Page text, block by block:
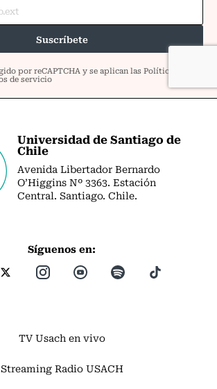
Universidad de Santiago de
Chile
Avenida Libertador Bernardo
O’Higgins Nº 3363. Estación
Central. Santiago. Chile.
Síguenos en:
TV Usach en vivo
Streaming Radio USACH